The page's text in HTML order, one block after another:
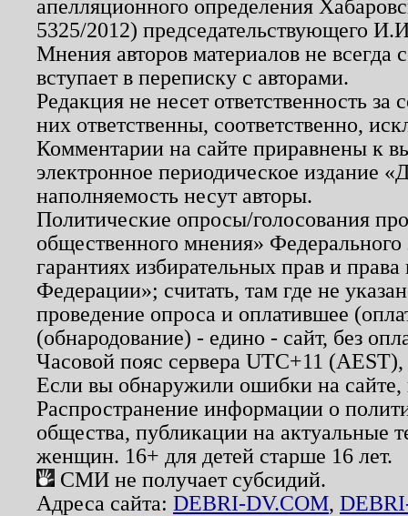
апелляционного определения
5325/2012) председательствующего
Мнения авторов материалов не
вступает в переписку с авторами.
Редакция не несет ответственность
них ответственны, соответственно,
Комментарии на сайте приравнены к
электронное периодическое издание
наполняемость несут авторы.
Политические опросы/голосования
общественного мнения»
гарантиях избирательных прав и
Федерации»; считать, там где не
проведение опроса и оплатившее
(обнародование) - едино - сайт, без
Часовой пояс сервера UTC+11
Если вы обнаружили ошибки на
Распространение информации о
общества, публикации на актуальные
женщин. 16+ для детей старше 16 лет.
СМИ не получает субсидий.
Адреса сайта: DEBRI-DV.COM,